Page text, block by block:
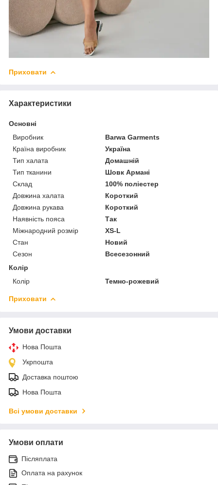
Приховати
Характеристики
Основні
Виробник
Barwa Garments
Країна виробник
Україна
Тип халата
Домашній
Тип тканини
Шовк Армані
Склад
100% поліестер
Довжина халата
Короткий
Довжина рукава
Короткий
Наявність пояса
Так
Міжнародний розмір
XS-L
Стан
Новий
Сезон
Всесезонний
Колір
Колір
Темно-рожевий
Приховати
Умови доставки
Нова Пошта
Укрпошта
Доставка поштою
Нова Пошта
Всі умови доставки
Умови оплати
Післяплата
Оплата на рахунок